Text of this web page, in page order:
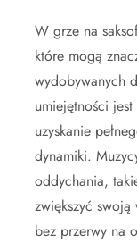
W grze na
które mogą
wydobywanych
umiejętności
uzyskanie
dynamiki.
oddychania,
zwiększyć
bez przerwy na